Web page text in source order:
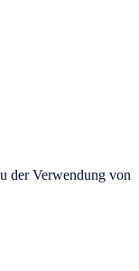
der Verwendung von